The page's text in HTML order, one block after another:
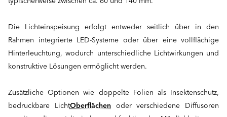
Die Lichteinspeisung erfolgt entweder seitlich über in den
Rahmen integrierte LED-Systeme oder über eine vollflächige
Hinterleuchtung, wodurch unterschiedliche Lichtwirkungen und
konstruktive Lösungen ermöglicht werden.
Zusätzliche Optionen wie doppelte Folien als Insektenschutz,
bedruckbare LichtOberflächenoder verschiedene Diffusoren